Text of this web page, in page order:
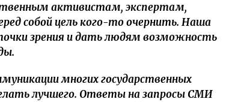
активистам, экспертам,
собой цель кого-то очернить. Наша
зрения и дать людям возможность
многих государственных
лучшего. Ответы на запросы СМИ